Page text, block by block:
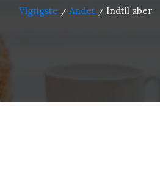
Vigtigste / Andet / Indtil aber